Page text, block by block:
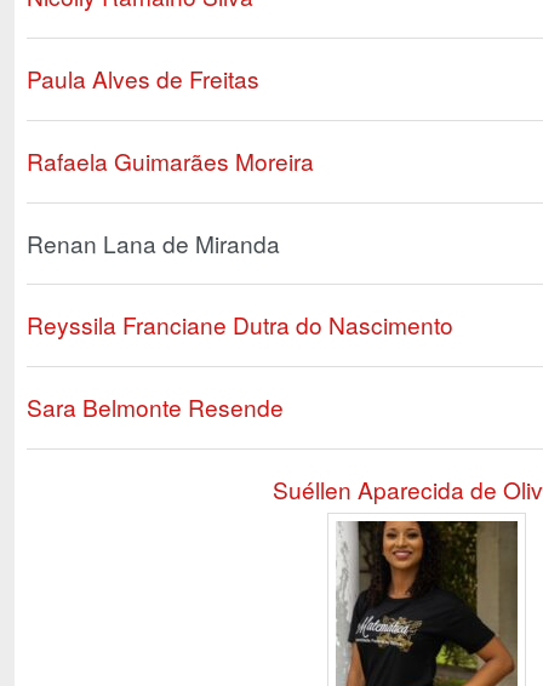
Paula Alves de Freitas
Rafaela Guimarães Moreira
Renan Lana de Miranda
Reyssila Franciane Dutra do Nascimento
Sara Belmonte Resende
Suéllen Aparecida de